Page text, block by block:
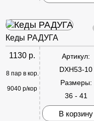
Кеды РАДУГА
1130 р.
8 пар в кор.
9040 р/кор
Артикул:
DXH53-10
Размеры:
36 - 41
В корзину